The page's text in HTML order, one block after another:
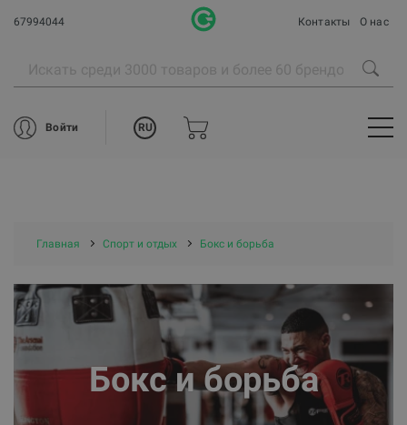
67994044 Контакты О нас
Войти RU
Главная Спорт и отдых Бокс и борьба
Бокс и борьба